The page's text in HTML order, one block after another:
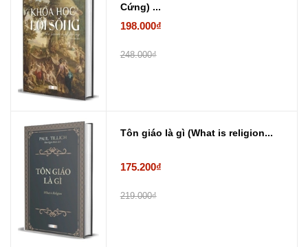
Cứng) ...
198.000₫
248.000₫
Tôn giáo là gì (What is religion...
175.200₫
219.000₫